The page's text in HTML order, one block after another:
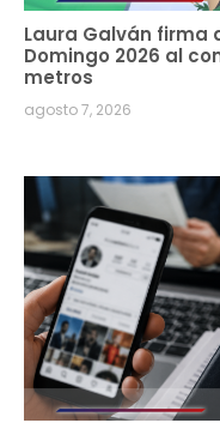
Laura Galván firma
Domingo 2026 al
metros
agosto 7, 2026